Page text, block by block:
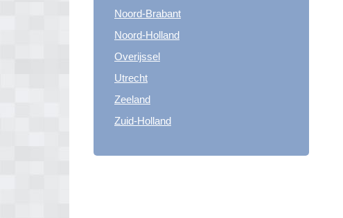
Noord-Brabant
Noord-Holland
Overijssel
Utrecht
Zeeland
Zuid-Holland